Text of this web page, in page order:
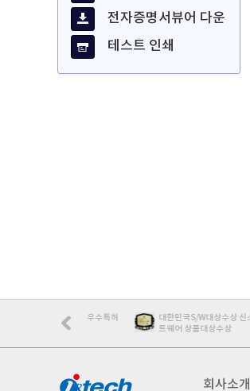
전자증명서뷰어 다운
테스트 인쇄
품100대 우수특허
대한민국S/W대상수상 신소프
트웨어 상품대상수상
회사소개